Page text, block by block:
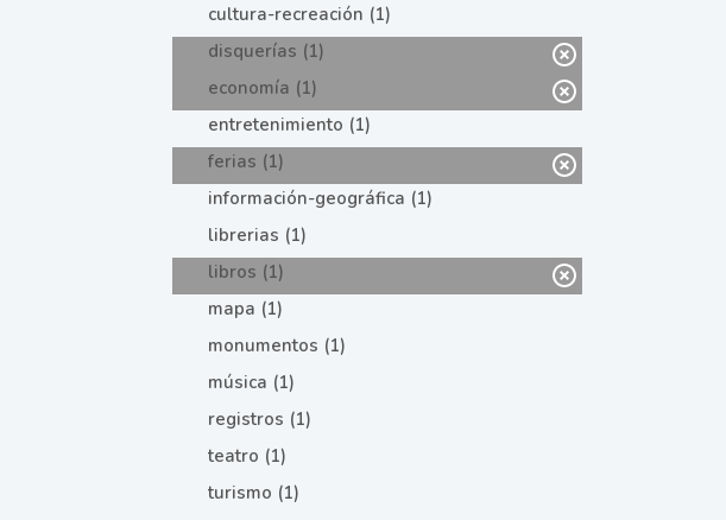
cultura-recreación (1)
disquerías (1)
economía (1)
entretenimiento (1)
ferias (1)
información-geográfica (1)
librerias (1)
libros (1)
mapa (1)
monumentos (1)
música (1)
registros (1)
teatro (1)
turismo (1)